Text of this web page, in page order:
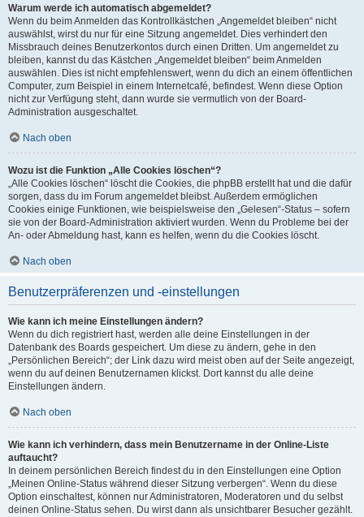
Warum werde ich automatisch abgemeldet?
Wenn du beim Anmelden das Kontrollkästchen „Angemeldet bleiben“ nicht
auswählst, wirst du nur für eine Sitzung angemeldet. Dies verhindert den
Missbrauch deines Benutzerkontos durch einen Dritten. Um angemeldet zu
bleiben, kannst du das Kästchen „Angemeldet bleiben“ beim Anmelden
auswählen. Dies ist nicht empfehlenswert, wenn du dich an einem öffentlichen
Computer, zum Beispiel in einem Internetcafé, befindest. Wenn diese Option
nicht zur Verfügung steht, dann wurde sie vermutlich von der Board-
Administration ausgeschaltet.
Nach oben
Wozu ist die Funktion „Alle Cookies löschen“?
„Alle Cookies löschen“ löscht die Cookies, die phpBB erstellt hat und die dafür
sorgen, dass du im Forum angemeldet bleibst. Außerdem ermöglichen
Cookies einige Funktionen, wie beispielsweise den „Gelesen“-Status – sofern
sie von der Board-Administration aktiviert wurden. Wenn du Probleme bei der
An- oder Abmeldung hast, kann es helfen, wenn du die Cookies löscht.
Nach oben
Benutzerpräferenzen und -einstellungen
Wie kann ich meine Einstellungen ändern?
Wenn du dich registriert hast, werden alle deine Einstellungen in der
Datenbank des Boards gespeichert. Um diese zu ändern, gehe in den
„Persönlichen Bereich“; der Link dazu wird meist oben auf der Seite angezeigt,
wenn du auf deinen Benutzernamen klickst. Dort kannst du alle deine
Einstellungen ändern.
Nach oben
Wie kann ich verhindern, dass mein Benutzername in der Online-Liste
auftaucht?
In deinem persönlichen Bereich findest du in den Einstellungen eine Option
„Meinen Online-Status während dieser Sitzung verbergen“. Wenn du diese
Option einschaltest, können nur Administratoren, Moderatoren und du selbst
deinen Online-Status sehen. Du wirst dann als unsichtbarer Besucher gezählt.